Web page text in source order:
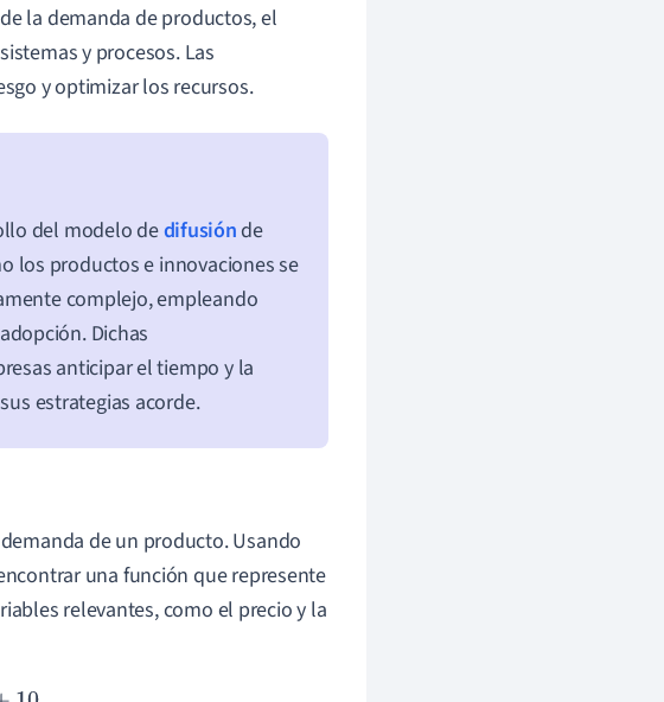
la demanda de productos, el
y procesos. Las
y optimizar los recursos.
del modelo dedifusión de
los productos e innovaciones se
complejo, empleando
Dichas
anticipar el tiempo y la
estrategias acorde.
de un producto. Usando
una función que represente
relevantes, como el precio y la